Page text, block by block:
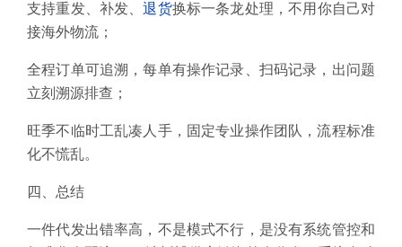
支持重发、补发、退货换标一条龙处理，不用你自己对
接海外物流；
全程订单可追溯，每单有操作记录、扫码记录，出问题
立刻溯源排查；
旺季不临时工乱凑人手，固定专业操作团队，流程标准
化不慌乱。
四、总结
一件代发出错率高，不是模式不行，是没有系统管控和